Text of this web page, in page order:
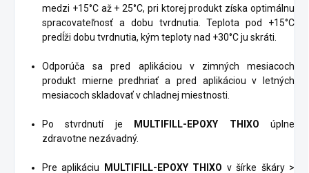
medzi +15°C až + 25°C, pri ktorej produkt získa optimálnu
spracovateľnosť a dobu tvrdnutia. Teplota pod +15°C
predĺži dobu tvrdnutia, kým teploty nad +30°C ju skráti.
Odporúča sa pred aplikáciou v zimných mesiacoch
produkt mierne predhriať a pred aplikáciou v letných
mesiacoch skladovať v chladnej miestnosti.
Po stvrdnutí je MULTIFILL-EPOXY THIXOúplne
zdravotne nezávadný.
Pre aplikáciu MULTIFILL-EPOXY THIXO v šírke škáry >